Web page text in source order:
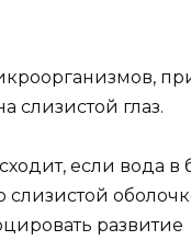
слизистой глаз.
если вода в
развитие